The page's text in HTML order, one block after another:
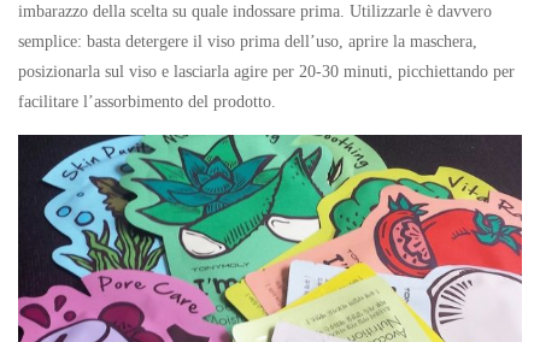
imbarazzo della scelta su quale indossare prima. Utilizzarle è davvero
semplice: basta detergere il viso prima dell’uso, aprire la maschera,
posizionarla sul viso e lasciarla agire per 20-30 minuti, picchiettando per
facilitare l’assorbimento del prodotto.